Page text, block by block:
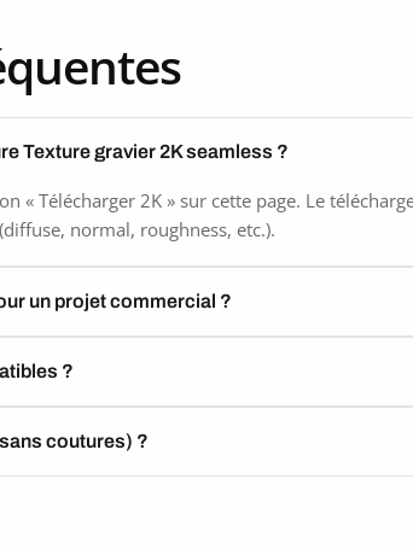
Texture gravier 2K seamless ?
« Télécharger 2K » sur cette page. Le
normal, roughness, etc.).
un projet commercial ?
?
coutures) ?